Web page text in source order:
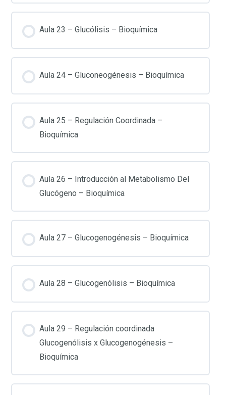
Aula 23 – Glucólisis – Bioquímica
Aula 24 – Gluconeogénesis – Bioquímica
Aula 25 – Regulación Coordinada –
Bioquímica
Aula 26 – Introducción al Metabolismo Del
Glucógeno – Bioquímica
Aula 27 – Glucogenogénesis – Bioquímica
Aula 28 – Glucogenólisis – Bioquímica
Aula 29 – Regulación coordinada
Glucogenólisis x Glucogenogénesis –
Bioquímica